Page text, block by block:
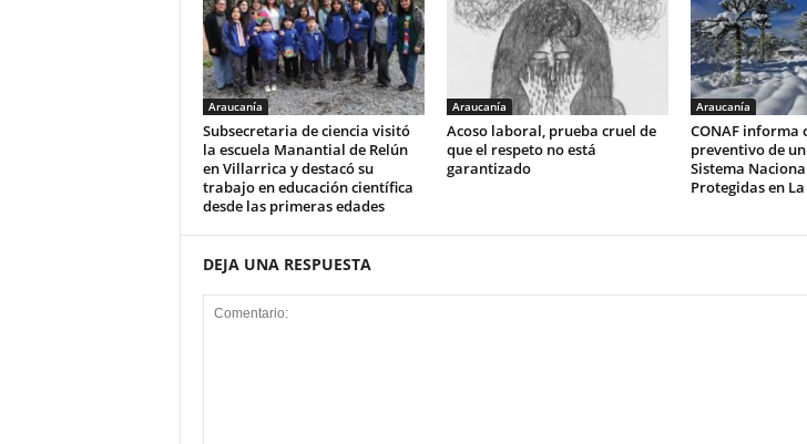
Araucanía
Subsecretaria de ciencia visitó
la escuela Manantial de Relún
en Villarrica y destacó su
trabajo en educación científica
desde las primeras edades
Araucanía
Acoso laboral, prueba cruel de
que el respeto no está
garantizado
Araucanía
CONAF informa
preventivo de
Sistema
Protegidas en
DEJA UNA RESPUESTA